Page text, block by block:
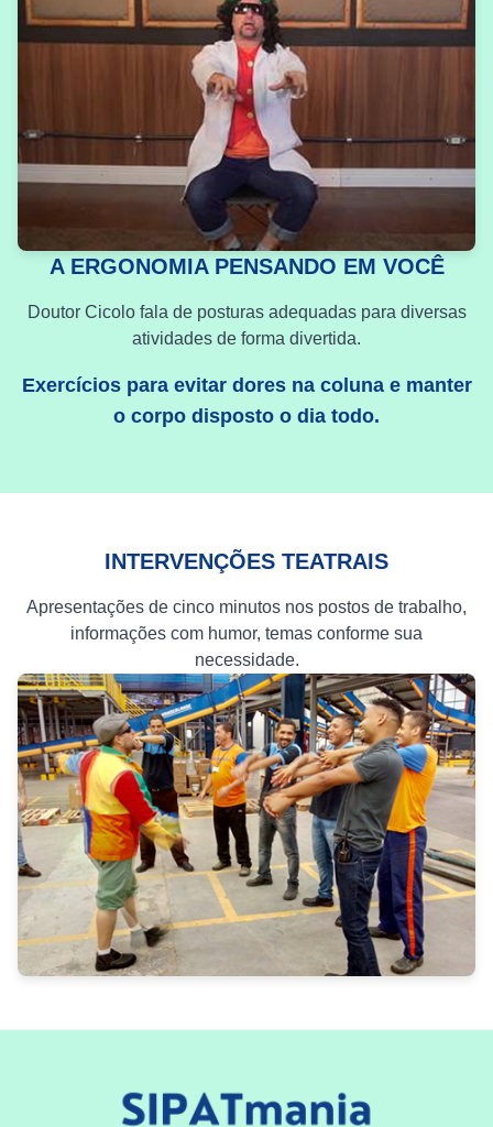
A ERGONOMIA PENSANDO EM VOCÊ
Doutor Cicolo fala de posturas adequadas para diversas
atividades de forma divertida.
Exercícios para evitar dores na coluna e manter
o corpo disposto o dia todo.
INTERVENÇÕES TEATRAIS
Apresentações de cinco minutos nos postos de trabalho,
informações com humor, temas conforme sua
necessidade.